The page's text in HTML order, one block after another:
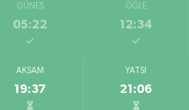
GÜNEŞ
05:22
ÖĞLE
12:34
AKŞAM
19:37
YATSI
21:06